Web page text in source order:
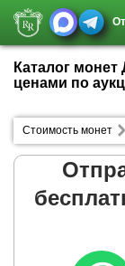
Каталог
ценами по
Стоимость монет